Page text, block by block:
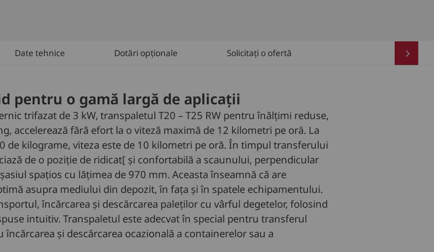
Date tehnice Dotări opționale Solicitați o ofertă
pentru o gamă largă de aplicații
trifazat de 3 kW, transpaletul T20 – T25 RW pentru înălțimi reduse,
accelerează fără efort la o viteză maximă de 12 kilometri pe oră. La
de kilograme, viteza este de 10 kilometri pe oră. În timpul transferului
de o poziție de ridicat[ și confortabilă a scaunului, perpendicular
spațios cu lățimea de 970 mm. Aceasta înseamnă că are
asupra mediului din depozit, în fața și în spatele echipamentului.
încărcarea și descărcarea paleților cu vârful degetelor, folosind
intuitiv. Transpaletul este adecvat în special pentru transferul
și descărcarea ocazională a containerelor sau a